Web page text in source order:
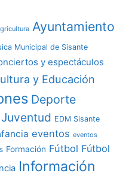
Ayuntamiento
Municipal de Sisante
y espectáculos
y Educación
Deporte
EDM Sisante
eventos eventos
Formación Fútbol Fútbol
Información